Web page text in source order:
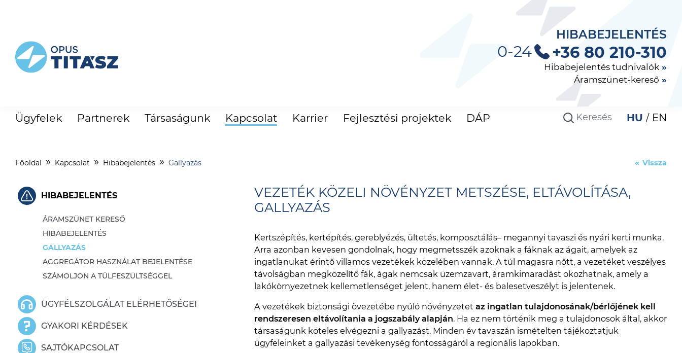
HIBABEJELENTÉS
0-24 +36 80 210-310
Hibabejelentés tudnivalók
Áramszünet-kereső
Ügyfelek Partnerek Társaságunk Kapcsolat Karrier Fejlesztési projektek DÁP HU EN
Főoldal Kapcsolat Hibabejelentés Gallyazás Vissza
HIBABEJELENTÉS
ÁRAMSZÜNET KERESŐ
HIBABEJELENTÉS
GALLYAZÁS
AGGREGÁTOR HASZNÁLAT BEJELENTÉSE
SZÁMOLJON A TÚLFESZÜLTSÉGGEL
ÜGYFÉLSZOLGÁLAT ELÉRHETŐSÉGEI
GYAKORI KÉRDÉSEK
SAJTÓKAPCSOLAT
VEZETÉK KÖZELI NÖVÉNYZET METSZÉSE, ELTÁVOLÍTÁSA,
GALLYAZÁS
Kertszépítés, kertépítés, gereblyézés, ültetés, komposztálás– megannyi tavaszi és nyári kerti munka.
Arra azonban kevesen gondolnak, hogy megmetsszék azoknak a fáknak az ágait, amelyek az
ingatlanukat érintő villamos vezetékek közelében vannak. A túl magasra nőtt, a vezetéket veszélyes
távolságban megközelítő fák, ágak nemcsak üzemzavart, áramkimaradást okozhatnak, amely a
lakókörnyezetnek kellemetlenséget jelent, hanem élet- és balesetveszélyt is jelentenek.
A vezetékek biztonsági övezetébe nyúló növényzetet az ingatlan tulajdonosának/bérlőjének kell
rendszeresen eltávolítania a jogszabály alapján. Ha ez nem történik meg a tulajdonosok által, akkor
társaságunk köteles elvégezni a gallyazást. Minden év tavaszán ismételten tájékoztatjuk
ügyfeleinket a gallyazási tevékenység fontosságáról a regionális lapokban.